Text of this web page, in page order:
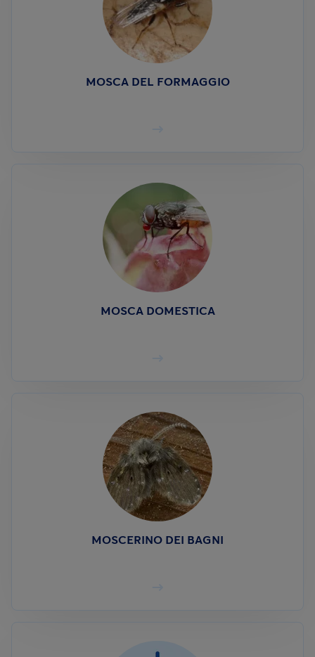
MOSCA DEL FORMAGGIO
MOSCA DOMESTICA
MOSCERINO DEI BAGNI